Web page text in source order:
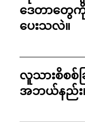
ဒေတာတွ
ပေးသလဲ။
လူသားစိစစ်ခ
အဘယ်နည်း